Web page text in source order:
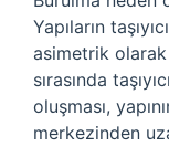
Yapıların
asimetrik
sırasında
oluşması,
merkezinden